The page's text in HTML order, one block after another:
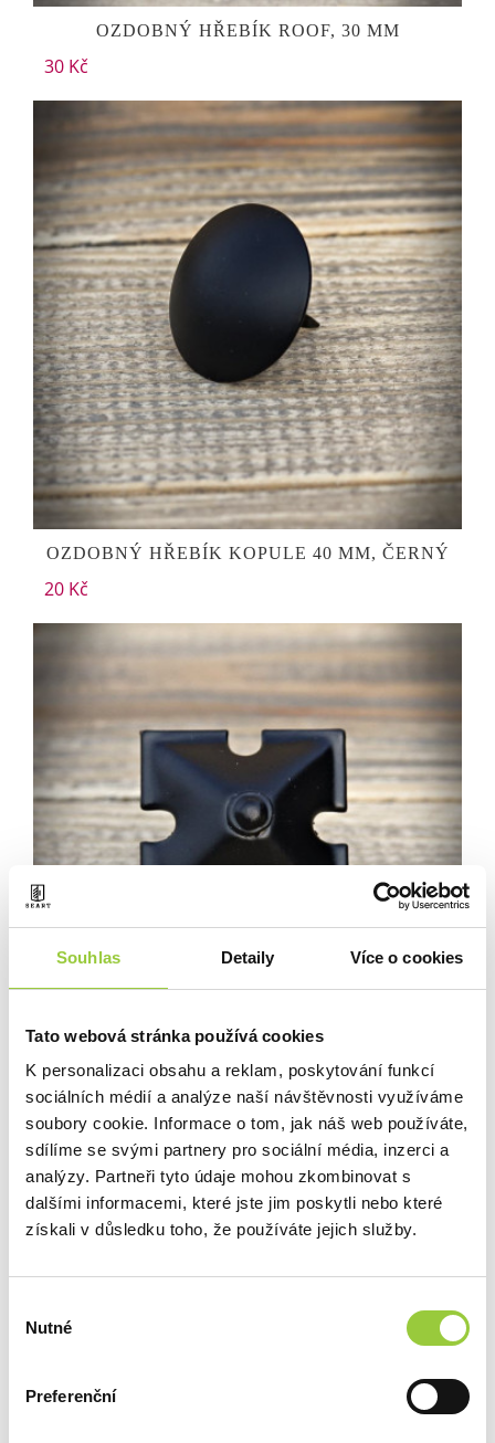
Souhlas Detaily Více o cookies
Tato webová stránka používá cookies
K personalizaci obsahu a reklam, poskytování funkcí
sociálních médií a analýze naší návštěvnosti využíváme
soubory cookie. Informace o tom, jak náš web používáte,
sdílíme se svými partnery pro sociální média, inzerci a
analýzy. Partneři tyto údaje mohou zkombinovat s
dalšími informacemi, které jste jim poskytli nebo které
získali v důsledku toho, že používáte jejich služby.
souhlasu
Nutné
Preferenční
OZDOBNÝ HŘEBÍK ROOF, 30 MM
30 Kč
OZDOBNÝ HŘEBÍK KOPULE 40 MM, ČERNÝ
20 Kč
OZDOBNÝ HŘEBÍK ROOF, 40 MM
37 Kč